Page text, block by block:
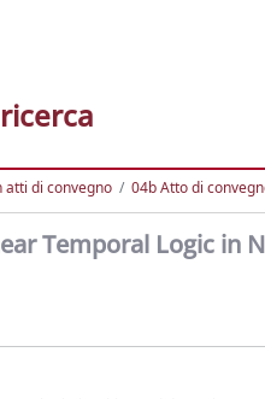
atti di convegno 04b Atto di
Temporal Logic in